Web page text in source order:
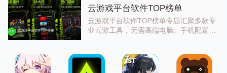
云游戏平台软件TOP榜单
云游戏平台软件TOP榜单专题汇聚多款专
业云游工具，无需高端电脑、手机配置，
游玩，部分还提供免费时长兑换，满足游
戏爱好者的性能需求。有需求的话就来试